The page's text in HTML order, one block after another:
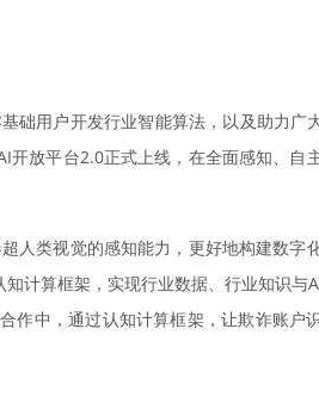
础用户开发行业智能算法，以及助力广
放平台2.0正式上线，在全面感知、自主
人类视觉的感知能力，更好地构建数字化
计算框架，实现行业数据、行业知识与
作中，通过认知计算框架，让欺诈账户